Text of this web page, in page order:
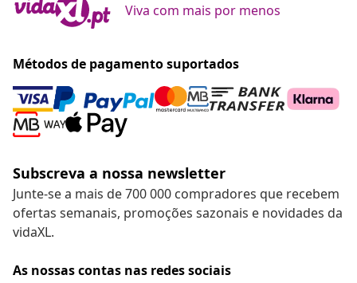
Viva com mais por menos
Métodos de pagamento suportados
Subscreva a nossa newsletter
Junte-se a mais de 700 000 compradores que recebem
ofertas semanais, promoções sazonais e novidades da
vidaXL.
As nossas contas nas redes sociais